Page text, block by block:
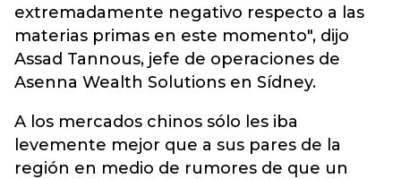
extremadamente negativo respecto a las
materias primas en este momento", dijo
Assad Tannous, jefe de operaciones de
Asenna Wealth Solutions en Sídney.
A los mercados chinos sólo les iba
levemente mejor que a sus pares de la
región en medio de rumores de que un